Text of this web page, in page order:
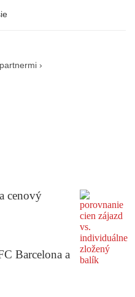
›
cenový
Barcelona a